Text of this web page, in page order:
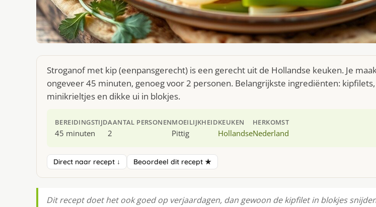
Stroganof met kip (eenpansgerecht) is een gerecht uit de Hollandse keuken. Je
ongeveer 45 minuten, genoeg voor 2 personen. Belangrijkste ingrediënten: kipfilets,
minikrieltjes en dikke ui in blokjes.
BEREIDINGSTIJD
45 minuten
AANTAL PERSONEN
2
MOEILIJKHEID
Pittig
KEUKEN
Hollandse
HERKOMST
Nederland
Direct naar recept ↓ Beoordeel dit recept ★
Dit recept doet het ook goed op verjaardagen, dan gewoon de kipfilet in blokjes